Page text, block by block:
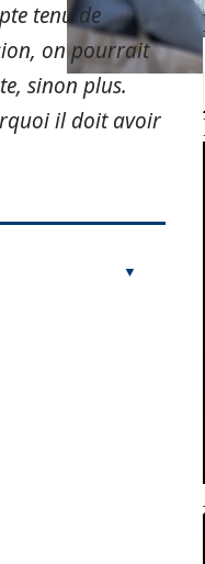
tenu de
on pourrait
sinon plus.
il doit avoir